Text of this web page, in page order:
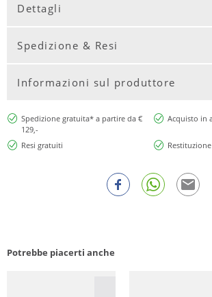
Dettagli
Spedizione & Resi
Informazioni sul produttore
Spedizione gratuita* a partire da €
129,-
Acquisto in
Resi gratuiti
Potrebbe piacerti anche